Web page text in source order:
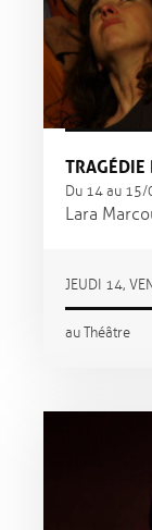
TRAGÉDIE
Du 14 au 15/
Lara
JEUDI 14,
au Théâtre